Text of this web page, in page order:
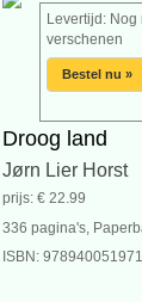
Levertijd: Nog
verschenen
Bestel nu »
Droog land
Jørn Lier Horst
prijs: € 22.99
336 pagina's,
ISBN: